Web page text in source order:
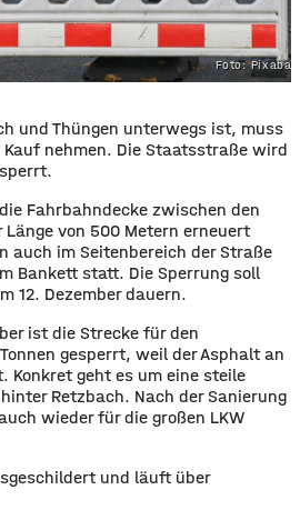
Foto:
und Thüngen unterwegs ist, muss
Kauf nehmen. Die Staatsstraße wird
Fahrbahndecke zwischen den
von 500 Metern erneuert
auch im Seitenbereich der Straße
Bankett statt. Die Sperrung soll
12. Dezember dauern.
ist die Strecke für den
gesperrt, weil der Asphalt an
Konkret geht es um eine steile
Retzbach. Nach der Sanierung
wieder für die großen LKW
und läuft über